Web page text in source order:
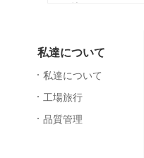
私達について
私達について
工場旅行
品質管理